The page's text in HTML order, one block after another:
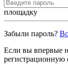
площадку
Забыли пароль?
Если вы впервые
регистрационную